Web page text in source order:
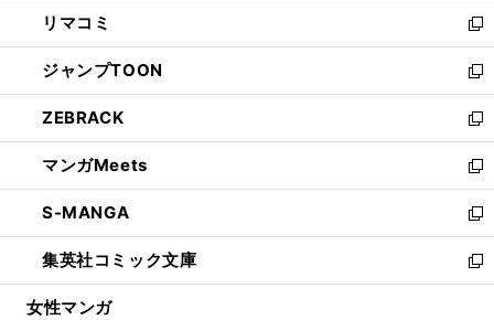
で
開
く
ド
ウ
で
開
く
ィ
ン
ド
ウ
で
開
く
い
ウ
ィ
ン
ド
ウ
で
開
く
リマコミ
新
し
い
ウ
ィ
ン
ド
ウ
で
開
く
ジャンプTOON
新
し
い
ウ
ィ
ン
ド
ウ
で
開
ZEBRACK
新
し
い
ウ
ィ
ン
ド
ウ
マンガMeets
新
し
い
ウ
ィ
ン
S-MANGA
新
し
い
ウ
集英社コミック文庫
新
し
女性マンガ